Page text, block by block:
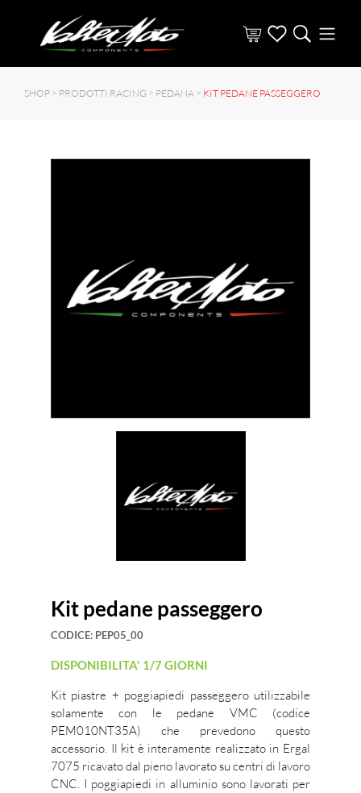
SHOP > PRODOTTI RACING > PEDANA > KIT PEDANE PASSEGGERO
Kit pedane passeggero
CODICE: PEP05_00
DISPONIBILITA' 1/7 GIORNI
Kit piastre + poggiapiedi passeggero utilizzabile
solamente con le pedane VMC (codice
PEM010NT35A) che prevedono questo
accessorio. Il kit è interamente realizzato in Ergal
7075 ricavato dal pieno lavorato su centri di lavoro
CNC. I poggiapiedi in alluminio sono lavorati per